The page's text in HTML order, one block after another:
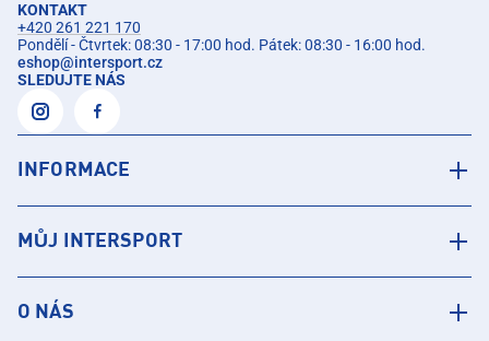
KONTAKT
+420 261 221 170
Pondělí - Čtvrtek: 08:30 - 17:00 hod. Pátek: 08:30 - 16:00 hod.
eshop@intersport.cz
SLEDUJTE NÁS
INFORMACE
MŮJ INTERSPORT
O NÁS